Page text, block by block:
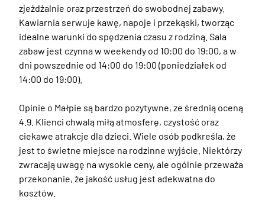
zjeżdżalnie oraz przestrzeń do swobodnej zabawy.
Kawiarnia serwuje kawę, napoje i przekąski, tworząc
idealne warunki do spędzenia czasu z rodziną. Sala
zabaw jest czynna w weekendy od 10:00 do 19:00, a w
dni powszednie od 14:00 do 19:00 (poniedziałek od
14:00 do 19:00).
Opinie o Małpie są bardzo pozytywne, ze średnią oceną
4.9. Klienci chwalą miłą atmosferę, czystość oraz
ciekawe atrakcje dla dzieci. Wiele osób podkreśla, że
jest to świetne miejsce na rodzinne wyjście. Niektórzy
zwracają uwagę na wysokie ceny, ale ogólnie przeważa
przekonanie, że jakość usług jest adekwatna do
kosztów.